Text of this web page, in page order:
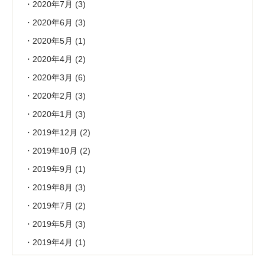
2020年7月 (3)
2020年6月 (3)
2020年5月 (1)
2020年4月 (2)
2020年3月 (6)
2020年2月 (3)
2020年1月 (3)
2019年12月 (2)
2019年10月 (2)
2019年9月 (1)
2019年8月 (3)
2019年7月 (2)
2019年5月 (3)
2019年4月 (1)